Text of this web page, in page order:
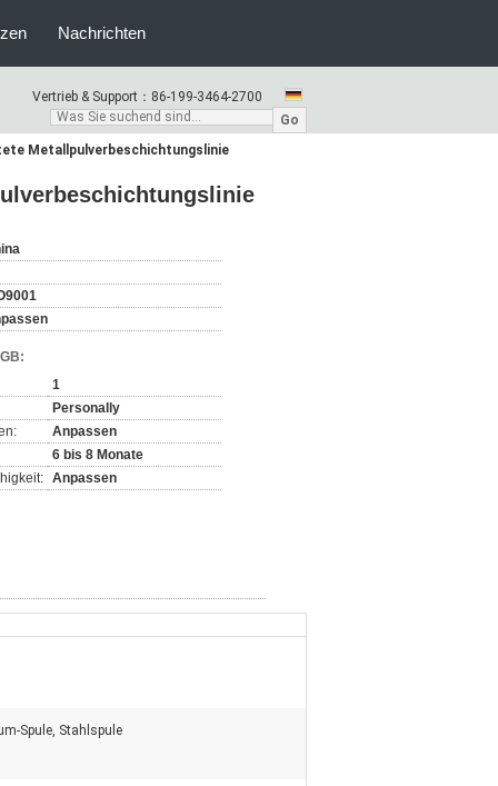
Nachrichten
Vertrieb & Support： 86-199-3464-2700
Go
Metallpulverbeschichtungslinie
1
Personally
Anpassen
6 bis 8 Monate
Anpassen
Spule, Stahlspule